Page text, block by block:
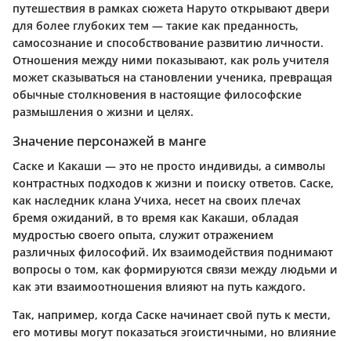
путешествия в рамках сюжета Наруто открывают двери
для более глубоких тем — такие как преданность,
самосознание и способствование развитию личности.
Отношения между ними показывают, как роль учителя
может сказываться на становлении ученика, превращая
обычные столкновения в настоящие философские
размышления о жизни и целях.
Значение персонажей в манге
Саске и Какаши — это не просто индивиды, а символы
контрастных подходов к жизни и поиску ответов. Саске,
как наследник клана Учиха, несет на своих плечах
бремя ожиданий, в то время как Какаши, обладая
мудростью своего опыта, служит отражением
различных философий. Их взаимодействия поднимают
вопросы о том, как формируются связи между людьми и
как эти взаимоотношения влияют на путь каждого.
Так, например, когда Саске начинает свой путь к мести,
его мотивы могут показаться эгоистичными, но влияние